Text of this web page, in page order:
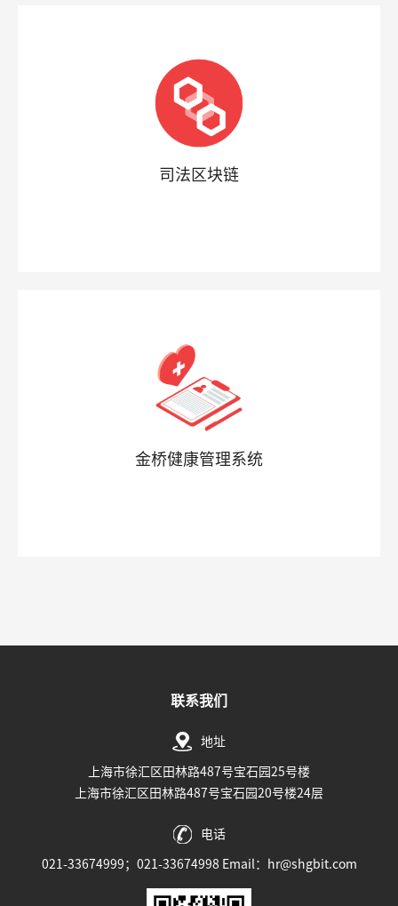
司法区块链
金桥健康管理系统
联系我们
地址
上海市徐汇区田林路487号宝石园25号楼
上海市徐汇区田林路487号宝石园20号楼24层
电话
021-33674999；021-33674998 Email：hr@shgbit.com